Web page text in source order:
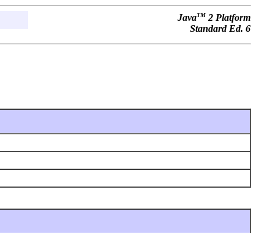
JavaTM 2 Platform
Standard Ed. 6